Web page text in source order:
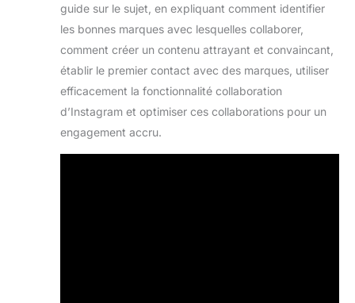
guide sur le sujet, en expliquant comment identifier
les bonnes marques avec lesquelles collaborer,
comment créer un contenu attrayant et convaincant,
établir le premier contact avec des marques, utiliser
efficacement la fonctionnalité collaboration
d’Instagram et optimiser ces collaborations pour un
engagement accru.